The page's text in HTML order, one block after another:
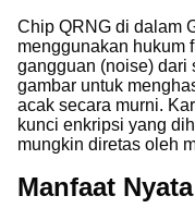
Chip QRNG di dalam
menggunakan hukum
gangguan (noise) dari
gambar untuk
acak secara murni.
kunci enkripsi yang
mungkin diretas oleh
Manfaat